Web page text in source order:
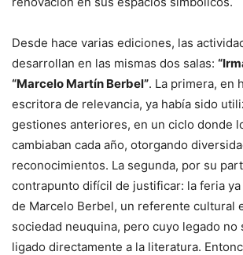
Desde hace varias ediciones, las
desarrollan en las mismas dos salas:
“Marcelo Martín Berbel”. La primera, en
escritora de relevancia, ya había sido
gestiones anteriores, en un ciclo donde
cambiaban cada año, otorgando
reconocimientos. La segunda, por su
contrapunto difícil de justificar: la feria
de Marcelo Berbel, un referente cultural
sociedad neuquina, pero cuyo legado no
ligado directamente a la literatura.